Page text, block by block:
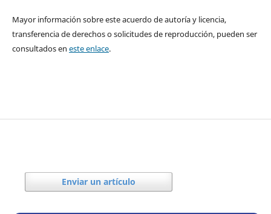
Mayor información sobre este acuerdo de autoría y licencia,
transferencia de derechos o solicitudes de reproducción, pueden ser
consultados en este enlace.
Enviar un artículo